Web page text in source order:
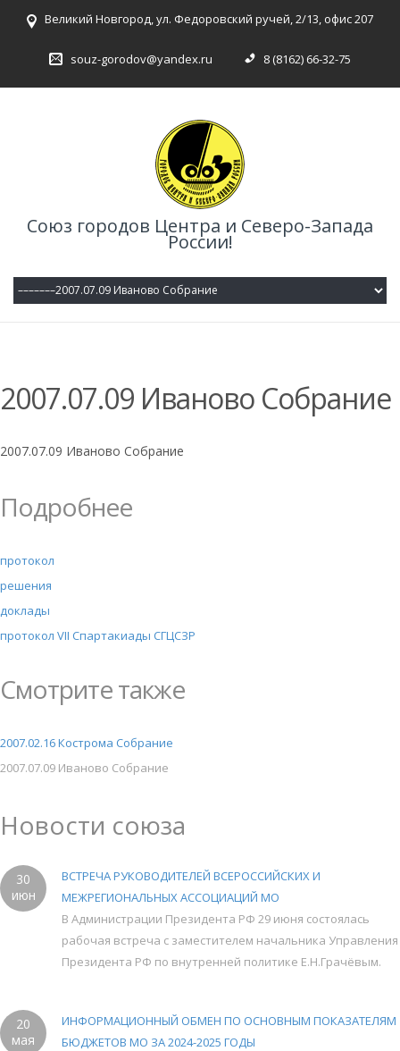
Великий Новгород, ул. Федоровский ручей, 2/13, офис 207
souz-gorodov@yandex.ru 8 (8162) 66-32-75
Союз городов Центра и Северо-Запада
России!
2007.07.09 Иваново Собрание
2007.07.09 Иваново Собрание
Подробнее
протокол
решения
доклады
протокол VII Спартакиады СГЦСЗР
Смотрите также
2007.02.16 Кострома Собрание
2007.07.09 Иваново Собрание
Новости союза
30
июн
ВСТРЕЧА РУКОВОДИТЕЛЕЙ ВСЕРОССИЙСКИХ И
МЕЖРЕГИОНАЛЬНЫХ АССОЦИАЦИЙ МО
В Администрации Президента РФ 29 июня состоялась
рабочая встреча с заместителем начальника Управления
Президента РФ по внутренней политике Е.Н.Грачёвым.
20
мая
ИНФОРМАЦИОННЫЙ ОБМЕН ПО ОСНОВНЫМ ПОКАЗАТЕЛЯМ
БЮДЖЕТОВ МО ЗА 2024-2025 ГОДЫ